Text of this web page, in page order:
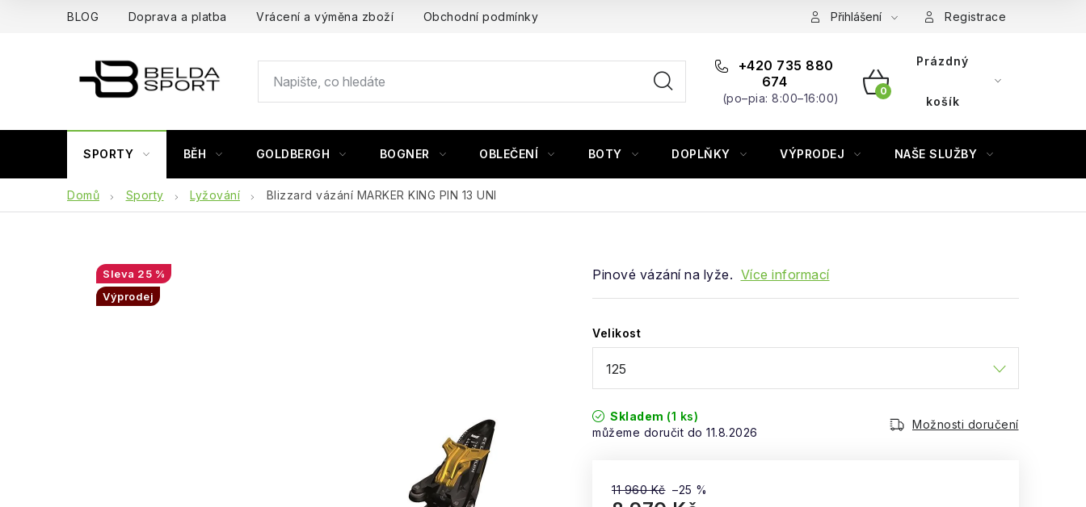
BLOG Doprava a platba Vrácení a výměna zboží Obchodní podmínky Přihlášení Registrace
+420 735 880
674
(po–pia: 8:00–16:00) NÁKUPNÍ
Prázdný
košík
SPORTY BĚH GOLDBERGH BOGNER OBLEČENÍ BOTY DOPLŇKY VÝPRODEJ NAŠE SLUŽBY
Domů Sporty Lyžování Blizzard vázání MARKER KING PIN 13 UNI
Pinové vázání na lyže. Více informací
Velikost
Skladem (1 ks)
11.8.2026
Možnosti doručení
11 960 Kč –25 %
25 %
Výprodej